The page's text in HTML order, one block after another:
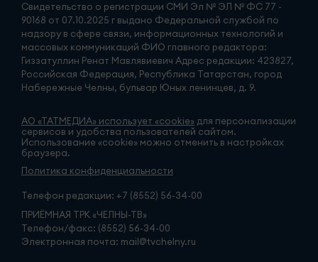
Свидетельство о регистрации СМИ Эл № ЭЛ № ФС 77 -
90168 от 07.10.2025 г выдано Федеральной службой по
надзору в сфере связи, информационных технологий и
массовых коммуникаций ФИО главного редактора:
Гиззатуллин Ренат Мавлявиевич Адрес редакции: 423827,
Российская Федерация, Республика Татарстан, город
Набережные Челны, бульвар Юных ленинцев, д. 9.
АО «ТАТМЕДИА» использует «cookie» для персонализации
сервисов и удобства пользователей сайтом.
Использование «cookie» можно отменить в настройках
браузера.
Политика конфиденциальности
Телефон редакции: +7 (8552) 56-34-00
ПРИЁМНАЯ ТРК «ЧЕЛНЫ-ТВ»
Телефон/факс: (8552) 56-34-00
Электронная почта: mail@tvchelny.ru